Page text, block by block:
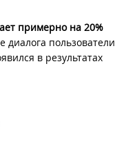
примерно на 20%
пользователи
в результатах